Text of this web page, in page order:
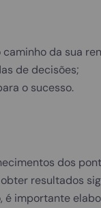
da sua
de decisões;
o sucesso.
dos
resultados
é importante